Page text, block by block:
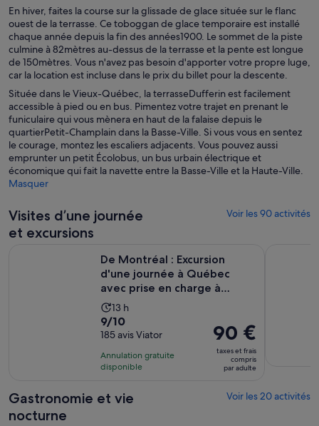
En hiver, faites la course sur la glissade de glace située sur le flanc
ouest de la terrasse. Ce toboggan de glace temporaire est installé
chaque année depuis la fin des années1900. Le sommet de la piste
culmine à 82mètres au-dessus de la terrasse et la pente est longue
de 150mètres. Vous n'avez pas besoin d'apporter votre propre luge,
car la location est incluse dans le prix du billet pour la descente.
Située dans le Vieux-Québec, la terrasseDufferin est facilement
accessible à pied ou en bus. Pimentez votre trajet en prenant le
funiculaire qui vous mènera en haut de la falaise depuis le
quartierPetit-Champlain dans la Basse-Ville. Si vous vous en sentez
le courage, montez les escaliers adjacents. Vous pouvez aussi
emprunter un petit Écolobus, un bus urbain électrique et
économique qui fait la navette entre la Basse-Ville et la Haute-Ville.
Masquer
Visites d’une journée
et excursions
Voir les 90 activités
De Montréal : Excursion
d'une journée à Québec
avec prise en charge à
l'hôt...
Durée
de
l’activité :
13 heures
13 h
9.0
sur
10
pour
9/10
185 avis Viator
Annulation gratuite
disponible
Le
prix
est
de 90 €.
adulte
90 €
taxes et frais
compris
par adulte
Gastronomie et vie
nocturne
Voir les 20 activités